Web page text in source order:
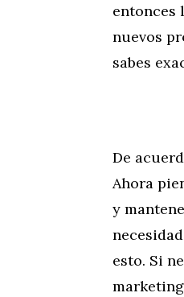
entonces
nuevos
sabes
De
Ahora
y
esto. Si